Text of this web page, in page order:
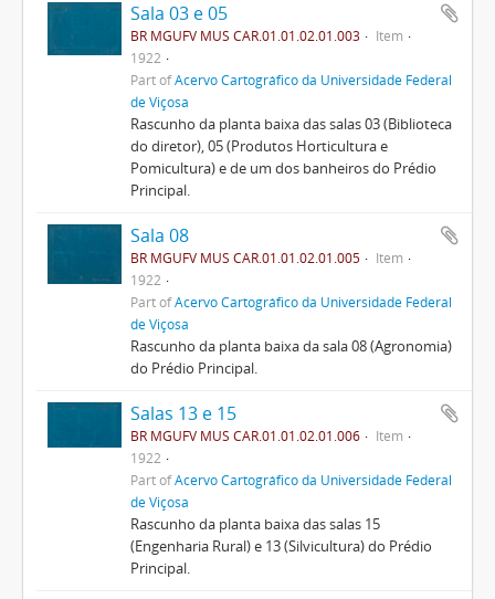
Sala 03 e 05
BR MGUFV MUS CAR.01.01.02.01.003
Item
1922
Part ofAcervo Cartográfico da Universidade Federal
de Viçosa
Rascunho da planta baixa das salas 03 (Biblioteca
do diretor), 05 (Produtos Horticultura e
Pomicultura) e de um dos banheiros do Prédio
Principal.
Sala 08
BR MGUFV MUS CAR.01.01.02.01.005
Item
1922
Part ofAcervo Cartográfico da Universidade Federal
de Viçosa
Rascunho da planta baixa da sala 08 (Agronomia)
do Prédio Principal.
Salas 13 e 15
BR MGUFV MUS CAR.01.01.02.01.006
Item
1922
Part ofAcervo Cartográfico da Universidade Federal
de Viçosa
Rascunho da planta baixa das salas 15
(Engenharia Rural) e 13 (Silvicultura) do Prédio
Principal.